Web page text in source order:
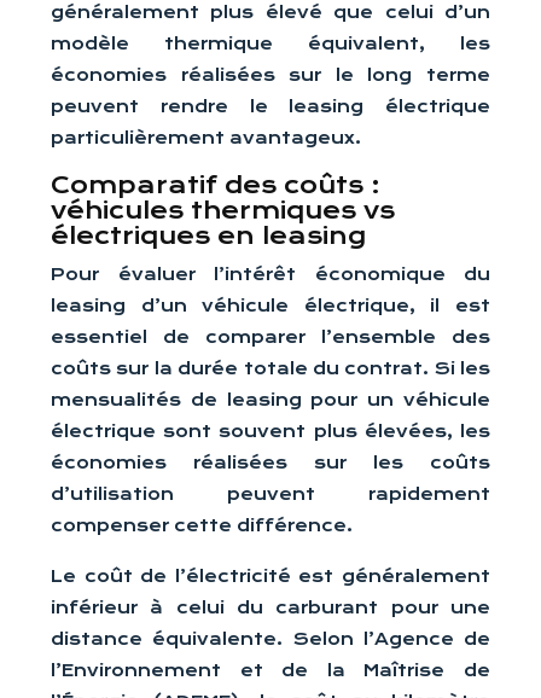
généralement plus élevé que celui d’un
modèle thermique équivalent, les
économies réalisées sur le long terme
peuvent rendre le leasing électrique
particulièrement avantageux.
Comparatif des coûts :
véhicules thermiques vs
électriques en leasing
Pour évaluer l’intérêt économique du
leasing d’un véhicule électrique, il est
essentiel de comparer l’ensemble des
coûts sur la durée totale du contrat. Si les
mensualités de leasing pour un véhicule
électrique sont souvent plus élevées, les
économies réalisées sur les coûts
d’utilisation peuvent rapidement
compenser cette différence.
Le coût de l’électricité est généralement
inférieur à celui du carburant pour une
distance équivalente. Selon l’Agence de
l’Environnement et de la Maîtrise de